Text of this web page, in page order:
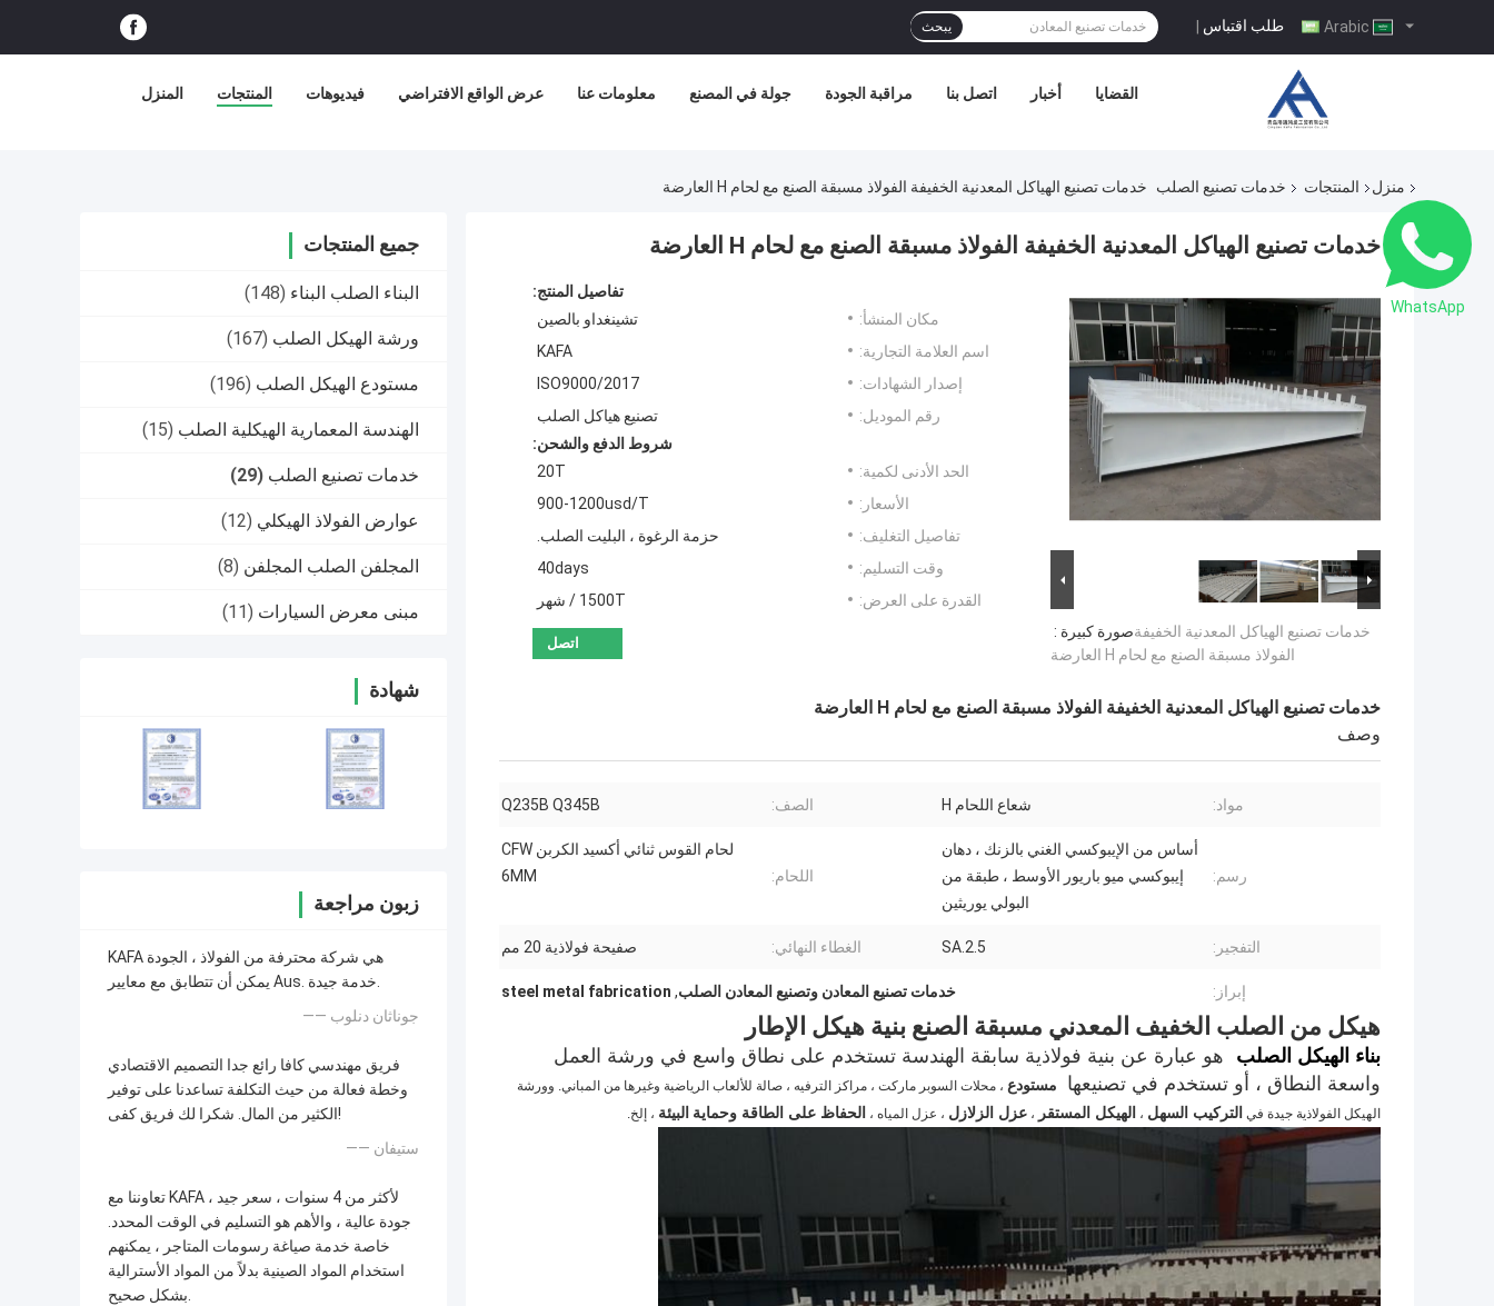
طلب اقتباس | يبحث
المنزل المنتجات فيديوهات عرض الواقع الافتراضي معلومات عنا جولة في المصنع مراقبة الجودة اتصل بنا أخبار القضايا
منزل المنتجات خدمات تصنيع الصلب خدمات تصنيع الهياكل المعدنية الخفيفة الفولاذ مسبقة الصنع مع لحام H العارضة
جميع المنتجات
البناء الصلب البناء (148)
ورشة الهيكل الصلب (167)
مستودع الهيكل الصلب (196)
الهندسة المعمارية الهيكلية الصلب (15)
خدمات تصنيع الصلب (29)
عوارض الفولاذ الهيكلي (12)
المجلفن الصلب المجلفن (8)
مبنى معرض السيارات (11)
شهادة
زبون مراجعة
KAFA هي شركة محترفة من الفولاذ ، الجودة
يمكن أن تتطابق مع معايير Aus. خدمة جيدة.
—— جوناثان دنلوب
فريق مهندسي كافا رائع جدا التصميم الاقتصادي
وخطة فعالة من حيث التكلفة تساعدنا على توفير
الكثير من المال. شكرا لك فريق كفى!
—— ستيفان
تعاوننا مع KAFA لأكثر من 4 سنوات ، سعر جيد ،
جودة عالية ، والأهم هو التسليم في الوقت المحدد.
خاصة خدمة صياغة رسومات المتاجر ، يمكنهم
استخدام المواد الصينية بدلاً من المواد الأسترالية
بشكل صحيح.
خدمات تصنيع الهياكل المعدنية الخفيفة الفولاذ مسبقة الصنع مع لحام H العارضة
صورة كبيرة :خدمات تصنيع الهياكل المعدنية الخفيفة
الفولاذ مسبقة الصنع مع لحام H العارضة
تفاصيل المنتج:
مكان المنشأ:
تشينغداو بالصين
اسم العلامة التجارية:
KAFA
إصدار الشهادات:
ISO9000/2017
رقم الموديل:
تصنيع هياكل الصلب
شروط الدفع والشحن:
الحد الأدنى لكمية:
20T
الأسعار:
900-1200usd/T
تفاصيل التغليف:
حزمة الرغوة ، البليت الصلب.
وقت التسليم:
40days
القدرة على العرض:
1500T / شهر
اتصل
خدمات تصنيع الهياكل المعدنية الخفيفة الفولاذ مسبقة الصنع مع لحام H العارضة
وصف
مواد: شعاع اللحام H الصف: Q235B Q345B
رسم:
أساس من الإيبوكسي الغني بالزنك ، دهان
إيبوكسي ميو باريور الأوسط ، طبقة من
البولي يوريثين
اللحام:
لحام القوس ثنائي أكسيد الكربن CFW
6MM
التفجير: SA.2.5 الغطاء النهائي: صفيحة فولاذية 20 مم
إبراز: خدمات تصنيع المعادن وتصنيع المعادن الصلب,
steel metal fabrication
هيكل من الصلب الخفيف المعدني مسبقة الصنع بنية هيكل الإطار
بناء الهيكل الصلب
هو عبارة عن بنية فولاذية سابقة الهندسة تستخدم على نطاق واسع في ورشة العمل
واسعة النطاق ، أو تستخدم في تصنيعها
مستودع ، محلات السوبر ماركت ، مراكز الترفيه ، صالة للألعاب الرياضية وغيرها من المباني. وورشة
الهيكل الفولاذية جيدة في التركيب السهل ، الهيكل المستقر ، عزل الزلازل ، عزل المياه ، الحفاظ على الطاقة وحماية البيئة ، إلخ.
WhatsApp